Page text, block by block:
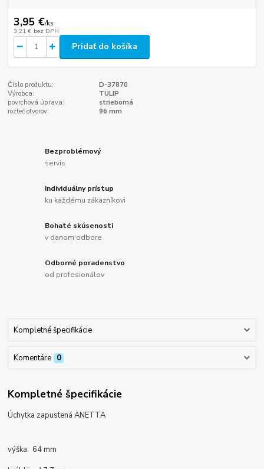
3,95 €/ks
3,21 € bez DPH
Pridať do košíka
Číslo produktu:
D-37870
Výrobca:
TULIP
povrchová úprava:
strieborná
rozteč otvorov:
96 mm
Bezproblémový
servis
Individuálny prístup
ku každému zákazníkovi
Bohaté skúsenosti
v danom odbore
Odborné poradenstvo
od profesionálov
Kompletné špecifikácie
Komentáre 0
Kompletné špecifikácie
Úchytka zapustená ANETTA
výška: 64 mm